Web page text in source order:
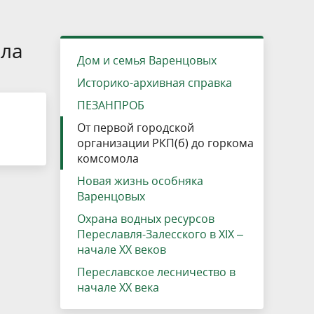
Озеро Плещеево
Вакансии
Экологические тропы и туристские
маршруты
Прокат велосипедов
Адрес, телефон, схема проезда
Результаты оценки условий труда
Интерактивная карта
Кадастр объектов животного мира, не
отнесенных к объектам охоты
Дом и семья Варенцовых
Историко-архивная справка
ПЕЗАНПРОБ
От первой городской
организации РКП(б) до горкома
комсомола
Новая жизнь особняка
Варенцовых
Охрана водных ресурсов
Переславля-Залесского в XIX –
начале ХХ веков
Переславское лесничество в
начале ХХ века